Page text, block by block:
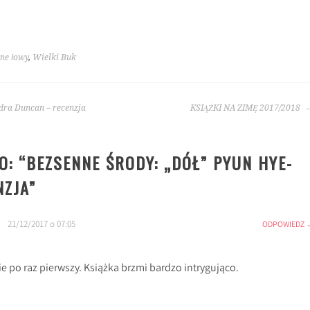
łowy, Wielki Buk
Duncan – recenzja KSIĄŻKI NA ZIMĘ 2017/2018
“BEZSENNE ŚRODY: „DÓŁ” PYUN HYE-
”
21/12/2017 o 07:05 ODPOWIEDZ
po raz pierwszy. Książka brzmi bardzo intrygująco.